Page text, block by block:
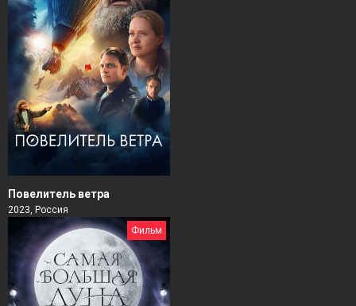
Повелитель ветра
2023, Россия
Фильм